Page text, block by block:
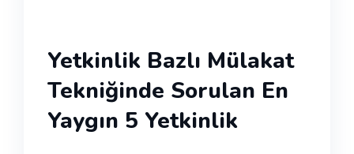
Yetkinlik Bazlı Mülakat
Tekniğinde Sorulan En
Yaygın 5 Yetkinlik